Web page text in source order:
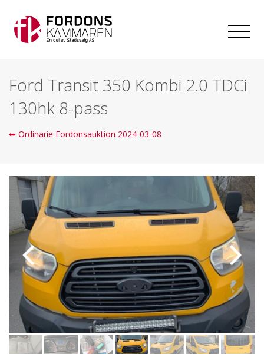
Ford Transit 350 Kombi 2.0 TDCi
130hk 8-pass
⬅ Ordinarie Fordonsauktion 2024-03-08